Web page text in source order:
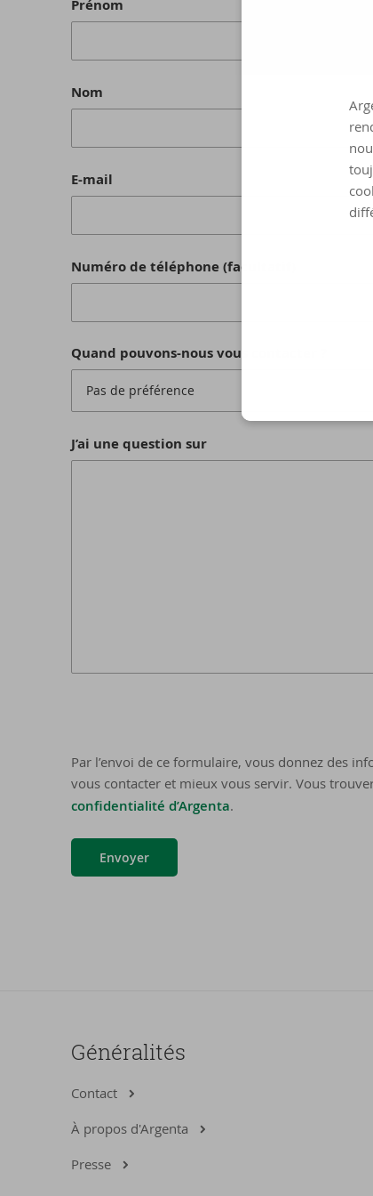
Prénom
Nom
E-mail
Numéro de téléphone (facultatif)
Quand pouvons-nous vous contacter ?
Pas de préférence
J’ai une question sur
Par l’envoi de ce formulaire, vous donnez des
vous contacter et mieux vous servir. Vous
confidentialité d’Argenta.
Envoyer
Généralités
Contact
À propos d'Argenta
Presse